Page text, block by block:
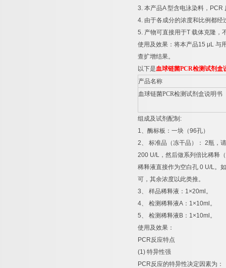
3. 本产品A型含电泳染料， PCR
4. 由于各成分的浓度和比例都
5. 产物可直接用于T 载体克隆，
使用及效果：将本产品15 μL 与
查扩增结果。
以下是血球链菌PCR检测试剂盒
产品名称
血球链菌PCR检测试剂盒说明书
组成及试剂配制 :
1、酶标板：一块（96孔）
2、 标准品（冻干品）： 2瓶，
200 U/L ，然后做系列倍比稀释
稀释液直接作为空白孔 0 U/L。
可，其余浓度以此类推。
3、 样品稀释液： 1×20ml 。
4、 检测稀释液A ： 1×10ml 。
5、 检测稀释液 B ： 1×10ml 。
使用及效果：
PCR反应特点
(1) 特异性强
PCR反应的特异性决定因素为：